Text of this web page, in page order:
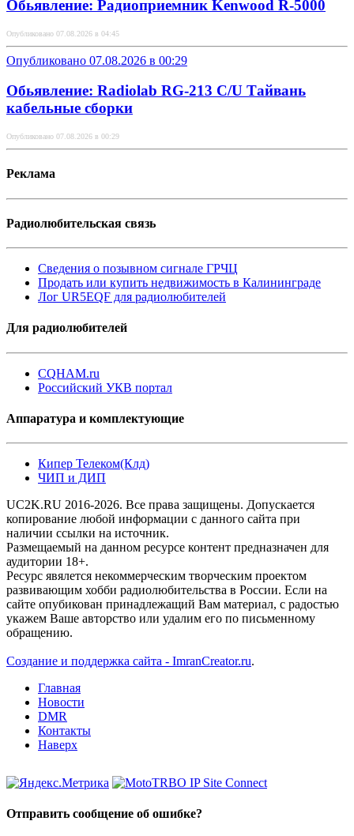
Обьявление: Радиоприемник Kenwood R-5000
Опубликовано 07.08.2026 в 04:45
Опубликовано 07.08.2026 в 00:29
Обьявление: Radiolab RG-213 C/U Тайвань
кабельные сборки
Опубликовано 07.08.2026 в 00:29
Реклама
Радиолюбительская связь
Сведения о позывном сигнале ГРЧЦ
Продать или купить недвижимость в Калининграде
Лог UR5EQF для радиолюбителей
Для радиолюбителей
CQHAM.ru
Российский УКВ портал
Аппаратура и комплектующие
Кипер Телеком(Клд)
ЧИП и ДИП
UC2K.RU 2016-2026. Все права защищены. Допускается
копирование любой информации с данного сайта при
наличии ссылки на источник.
Размещаемый на данном ресурсе контент предназначен для
аудитории 18+.
Ресурс явялется некоммерческим творческим проектом
развивающим хобби радиолюбительства в России. Если на
сайте опубикован принадлежащий Вам материал, с радостью
укажем Ваше авторство или удалим его по письменному
обращению.
Создание и поддержка сайта - ImranCreator.ru.
Главная
Новости
DMR
Контакты
Наверх
Отправить сообщение об ошибке?